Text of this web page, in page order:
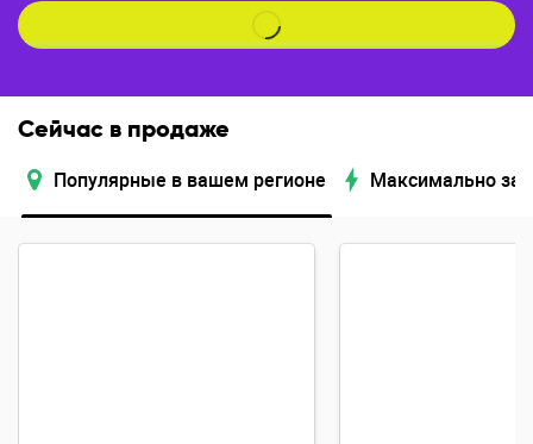
Сейчас в продаже
Популярные в вашем регионе Максимально